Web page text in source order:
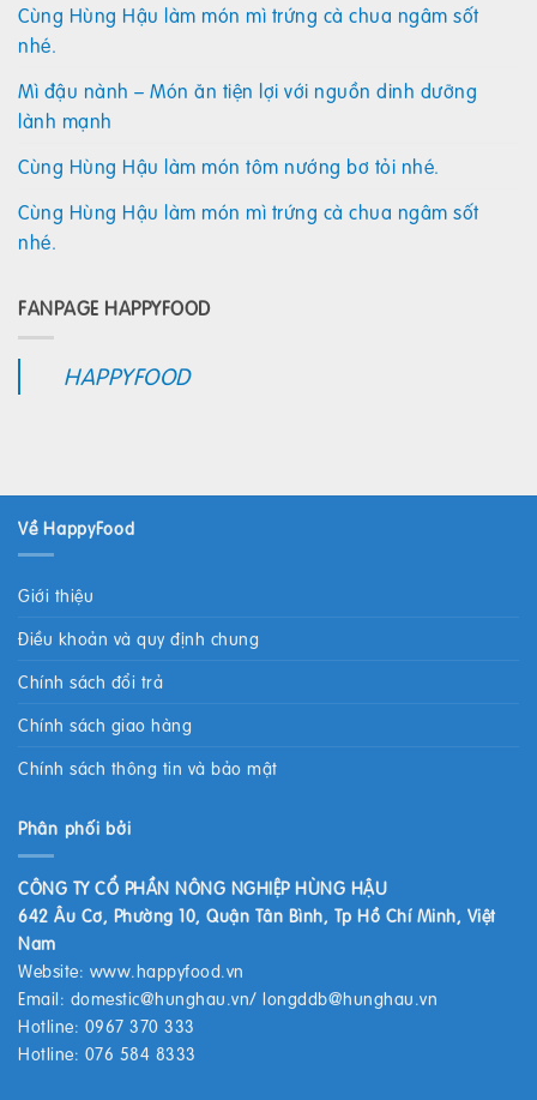
Cùng Hùng Hậu làm món mì trứng cà chua ngâm sốt
nhé.
Mì đậu nành – Món ăn tiện lợi với nguồn dinh dưỡng
lành mạnh
Cùng Hùng Hậu làm món tôm nướng bơ tỏi nhé.
Cùng Hùng Hậu làm món mì trứng cà chua ngâm sốt
nhé.
FANPAGE HAPPYFOOD
HAPPYFOOD
Về HappyFood
Giới thiệu
Điều khoản và quy định chung
Chính sách đổi trả
Chính sách giao hàng
Chính sách thông tin và bảo mật
Phân phối bởi
CÔNG TY CỔ PHẦN NÔNG NGHIỆP HÙNG HẬU
642 Âu Cơ, Phường 10, Quận Tân Bình, Tp Hồ Chí Minh, Việt
Nam
Website: www.happyfood.vn
Email: domestic@hunghau.vn/ longddb@hunghau.vn
Hotline: 0967 370 333
Hotline: 076 584 8333